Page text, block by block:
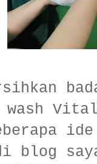
wash
blog